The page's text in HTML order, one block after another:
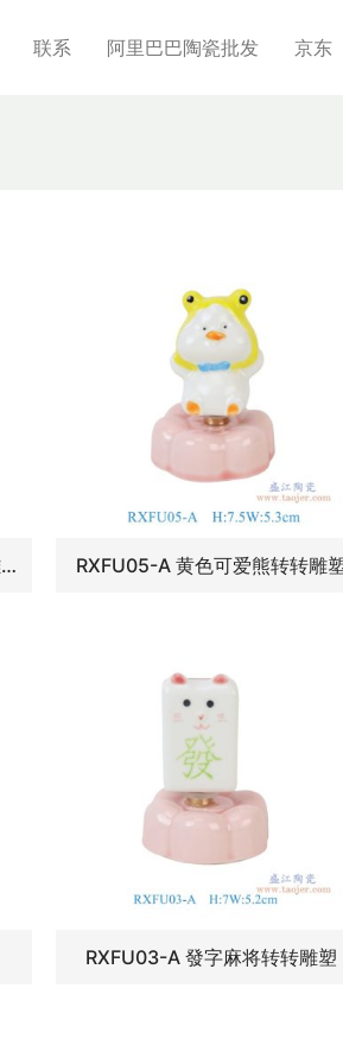
联系 阿里巴巴陶瓷批发 京东
RXFU06-A 红耳可爱兔子转转雕塑 RXFU05-A 黄色可爱熊转转雕
RXFU03-A 發字麻将转转雕塑